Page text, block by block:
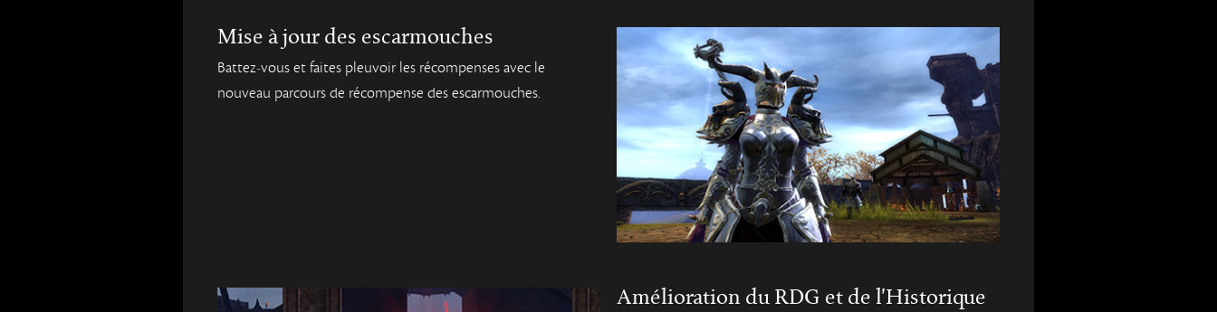
Mise à jour des escarmouches
Battez-vous et faites pleuvoir les récompenses avec le
nouveau parcours de récompense des escarmouches.
Amélioration du RDG et de l'Historique